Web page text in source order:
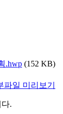
.hwp (152 KB)
.